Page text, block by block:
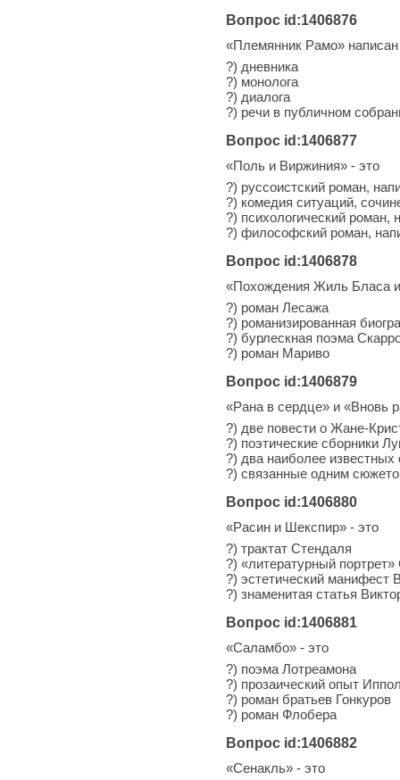
Вопрос id:1406876
«Племянник Рамо»
?) дневника
?) монолога
?) диалога
?) речи в публичном
Вопрос id:1406877
«Поль и Виржиния» - это
?) руссоистский роман,
?) комедия ситуаций,
?) психологический роман,
?) философский роман,
Вопрос id:1406878
«Похождения Жиль Бласа
?) роман Лесажа
?) романизированная
?) бурлескная поэма
?) роман Мариво
Вопрос id:1406879
«Рана в сердце» и «Вновь
?) две повести о Жане-
?) поэтические сборники
?) два наиболее
?) связанные одним
Вопрос id:1406880
«Расин и Шекспир» - это
?) трактат Стендаля
?) «литературный
?) эстетический манифест
?) знаменитая статья
Вопрос id:1406881
«Саламбо» - это
?) поэма Лотреамона
?) прозаический опыт
?) роман братьев Гонкуров
?) роман Флобера
Вопрос id:1406882
«Сенакль» - это